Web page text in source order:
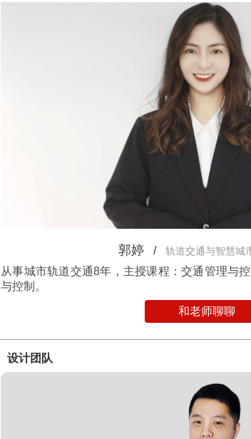
郭婷 / 轨道交通与智慧城
从事城市轨道交通8年，主授课程：交通管理与
与控制。
和老师聊聊
设计团队